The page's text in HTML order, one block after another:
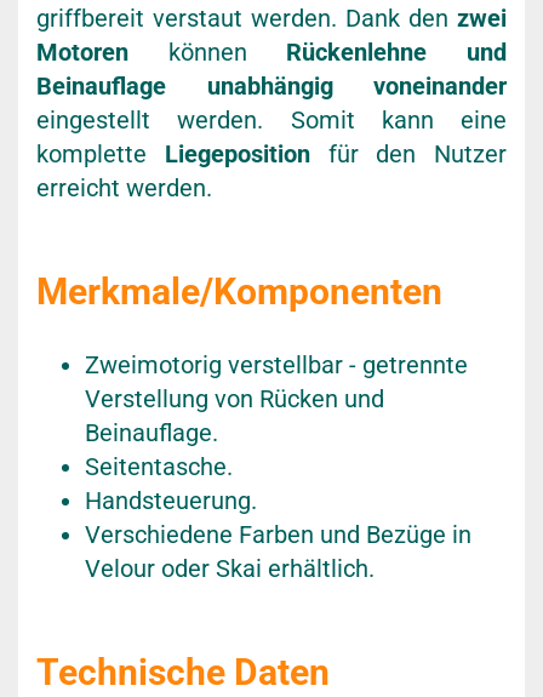
griffbereit verstaut werden. Dank den zwei
Motoren können Rückenlehne und
Beinauflage unabhängig voneinander
eingestellt werden. Somit kann eine
komplette Liegepositionfür den Nutzer
erreicht werden.
Merkmale/Komponenten
Zweimotorig verstellbar - getrennte
Verstellung von Rücken und
Beinauflage.
Seitentasche.
Handsteuerung.
Verschiedene Farben und Bezüge in
Velour oder Skai erhältlich.
Technische Daten